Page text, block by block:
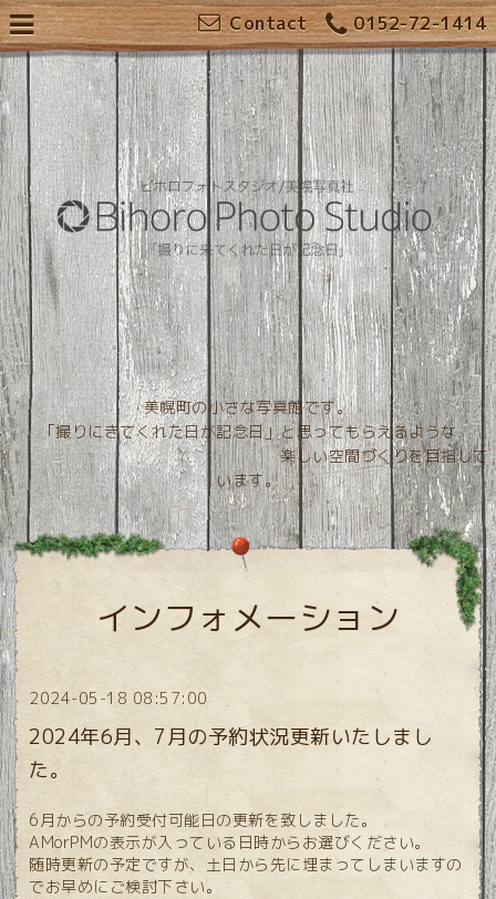
0152-72-1414
Contact
美幌町の小さな写真館です。
「撮りにきてくれた日が記念日」と思ってもらえるような
楽しい空間づくりを目指して
います。
インフォメーション
2024-05-18 08:57:00
2024年6月、7月の予約状況更新いたしまし
た。
6月からの予約受付可能日の更新を致しました。
AMorPMの表示が入っている日時からお選びください。
随時更新の予定ですが、土日から先に埋まってしまいますの
でお早めにご検討下さい。